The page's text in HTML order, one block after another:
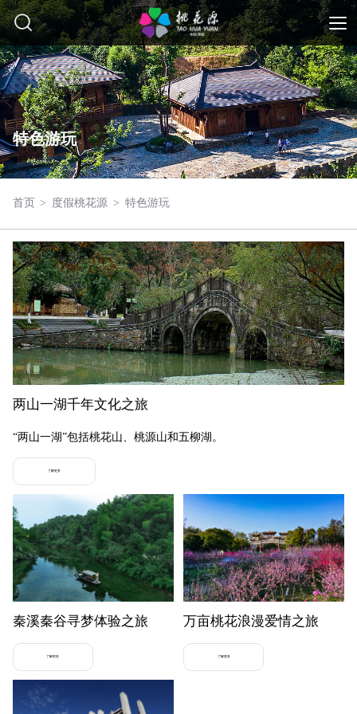
特色游玩
首页 > 度假桃花源 > 特色游玩
两山一湖千年文化之旅
“两山一湖”包括桃花山、桃源山和五柳湖。
了解更多
秦溪秦谷寻梦体验之旅
了解更多
万亩桃花浪漫爱情之旅
了解更多